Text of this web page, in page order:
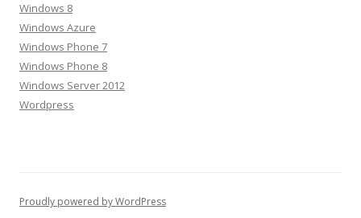
Windows 8
Windows Azure
Windows Phone 7
Windows Phone 8
Windows Server 2012
Wordpress
Proudly powered by WordPress